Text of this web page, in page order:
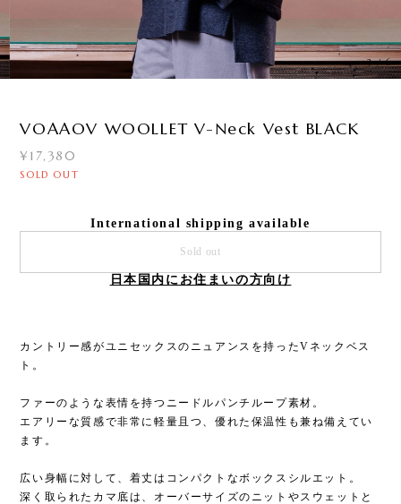
3/6
VOAAOV WOOLLET V-Neck Vest BLACK
¥17,380
SOLD OUT
International shipping available
Sold out
日本国内にお住まいの方向け
カントリー感がユニセックスのニュアンスを持ったVネックベス
ト。
ファーのような表情を持つニードルパンチループ素材。
エアリーな質感で非常に軽量且つ、優れた保温性も兼ね備えてい
ます。
広い身幅に対して、着丈はコンパクトなボックスシルエット。
深く取られたカマ底は、オーバーサイズのニットやスウェットと